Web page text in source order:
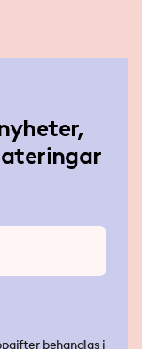
behandlas i